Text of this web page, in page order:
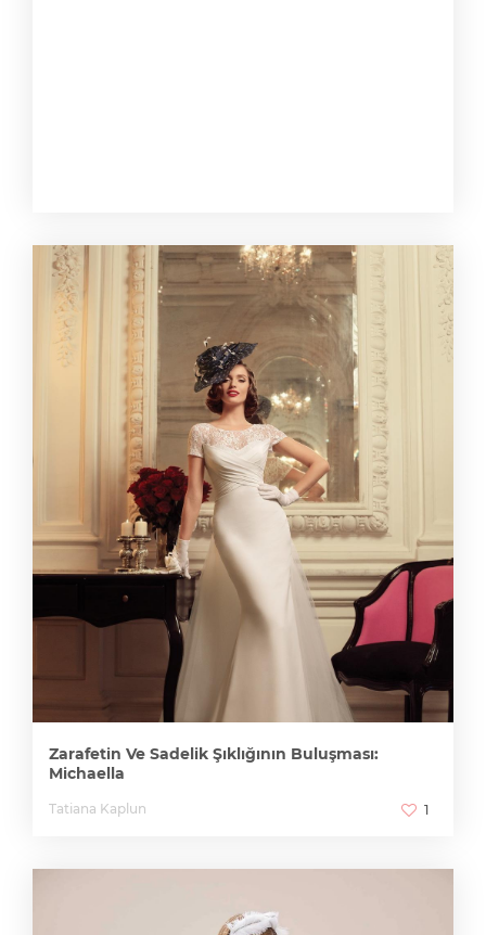
Zarafetin Ve Sadelik Şıklığının Buluşması:
Michaella
Tatiana Kaplun 1